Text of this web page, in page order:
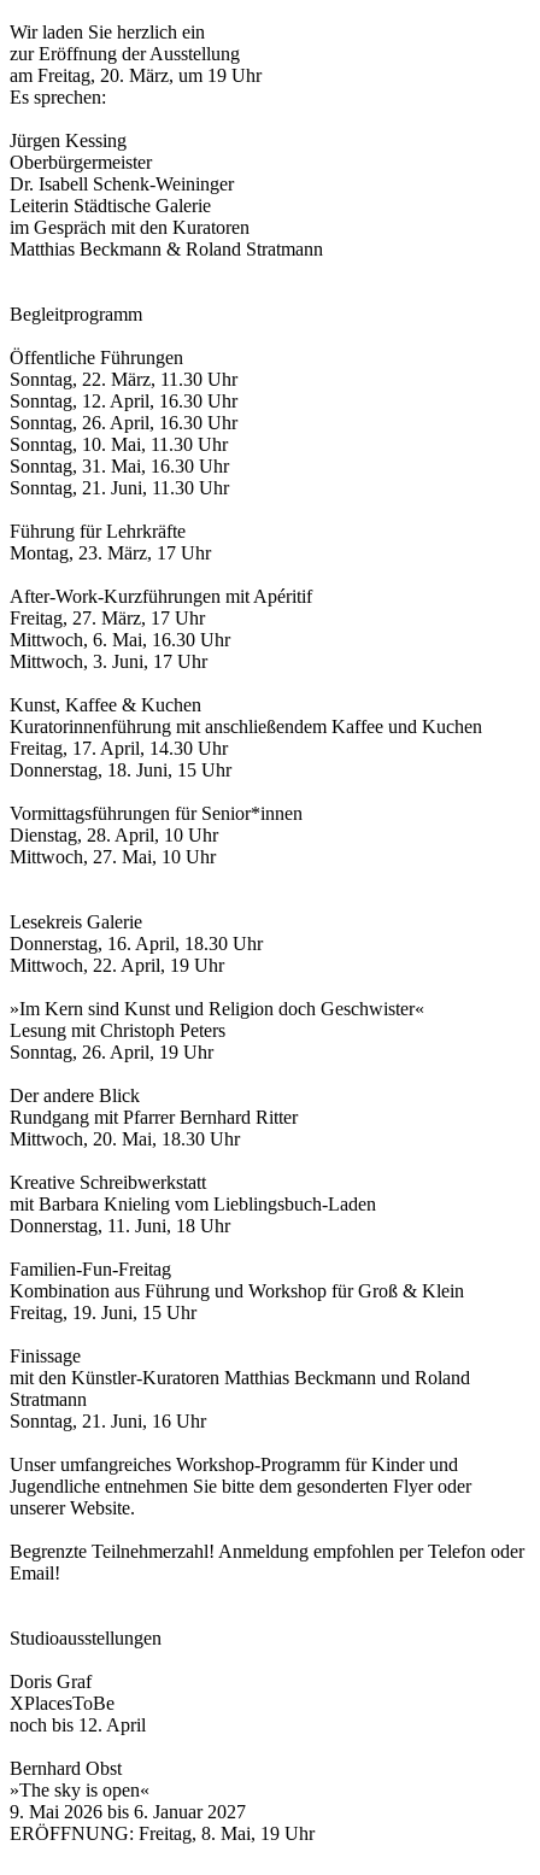
Wir laden Sie herzlich ein
zur Eröffnung der Ausstellung
am Freitag, 20. März, um 19 Uhr
Es sprechen:
Jürgen Kessing
Oberbürgermeister
Dr. Isabell Schenk-Weininger
Leiterin Städtische Galerie
im Gespräch mit den Kuratoren
Matthias Beckmann & Roland Stratmann
Begleitprogramm
Öffentliche Führungen
Sonntag, 22. März, 11.30 Uhr
Sonntag, 12. April, 16.30 Uhr
Sonntag, 26. April, 16.30 Uhr
Sonntag, 10. Mai, 11.30 Uhr
Sonntag, 31. Mai, 16.30 Uhr
Sonntag, 21. Juni, 11.30 Uhr
Führung für Lehrkräfte
Montag, 23. März, 17 Uhr
After-Work-Kurzführungen mit Apéritif
Freitag, 27. März, 17 Uhr
Mittwoch, 6. Mai, 16.30 Uhr
Mittwoch, 3. Juni, 17 Uhr
Kunst, Kaffee & Kuchen
Kuratorinnenführung mit anschließendem Kaffee und Kuchen
Freitag, 17. April, 14.30 Uhr
Donnerstag, 18. Juni, 15 Uhr
Vormittagsführungen für Senior*innen
Dienstag, 28. April, 10 Uhr
Mittwoch, 27. Mai, 10 Uhr
Lesekreis Galerie
Donnerstag, 16. April, 18.30 Uhr
Mittwoch, 22. April, 19 Uhr
»Im Kern sind Kunst und Religion doch Geschwister«
Lesung mit Christoph Peters
Sonntag, 26. April, 19 Uhr
Der andere Blick
Rundgang mit Pfarrer Bernhard Ritter
Mittwoch, 20. Mai, 18.30 Uhr
Kreative Schreibwerkstatt
mit Barbara Knieling vom Lieblingsbuch-Laden
Donnerstag, 11. Juni, 18 Uhr
Familien-Fun-Freitag
Kombination aus Führung und Workshop für Groß & Klein
Freitag, 19. Juni, 15 Uhr
Finissage
mit den Künstler-Kuratoren Matthias Beckmann und Roland
Stratmann
Sonntag, 21. Juni, 16 Uhr
Unser umfangreiches Workshop-Programm für Kinder und
Jugendliche entnehmen Sie bitte dem gesonderten Flyer oder
unserer Website.
Begrenzte Teilnehmerzahl! Anmeldung empfohlen per Telefon oder
Email!
Studioausstellungen
Doris Graf
XPlacesToBe
noch bis 12. April
Bernhard Obst
»The sky is open«
9. Mai 2026 bis 6. Januar 2027
ERÖFFNUNG: Freitag, 8. Mai, 19 Uhr